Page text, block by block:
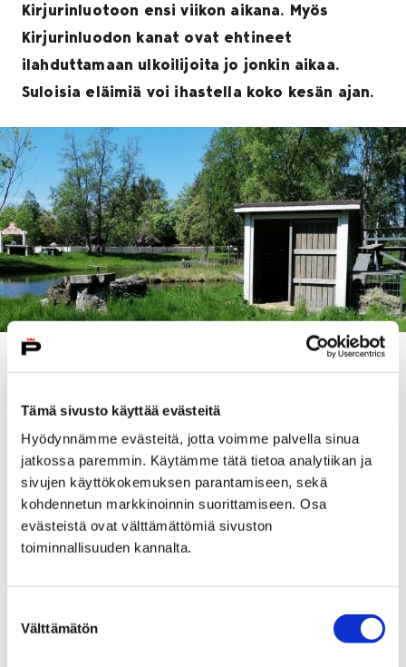
Tämä sivusto käyttää evästeitä
Hyödynnämme evästeitä, jotta voimme palvella sinua
jatkossa paremmin. Käytämme tätä tietoa analytiikan ja
sivujen käyttökokemuksen parantamiseen, sekä
kohdennetun markkinoinnin suorittamiseen. Osa
evästeistä ovat välttämättömiä sivuston
toiminnallisuuden kannalta.
valinta
Välttämätön
Kirjurinluotoon ensi viikon aikana. Myös
Kirjurinluodon kanat ovat ehtineet
ilahduttamaan ulkoilijoita jo jonkin aikaa.
Suloisia eläimiä voi ihastella koko kesän ajan.
keskeltä Kirjuria. Lintutarhan viereinen aitaus saa
asukkaikseen neljä alpakkaa, neljä kuttua, neljä kiliä
ja kaksi pukkia.
Ruokinnasta vastaavat kaupungin eläintenhoitajat.
Eläimiä voi halutessaan syöttää myös läheltä löytyvillä
voikukilla ja ruoholla.
salliessa eläimet nauttivat olostaan Kirjurissa pitkälle